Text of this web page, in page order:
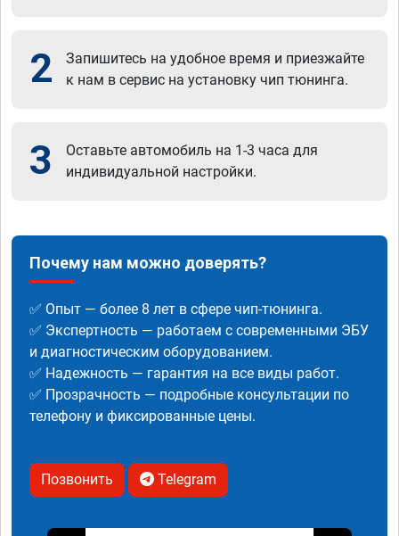
2
Запишитесь на удобное время и приезжайте
к нам в сервис на установку чип тюнинга.
3
Оставьте автомобиль на 1-3 часа для
индивидуальной настройки.
Почему нам можно доверять?
✅ Опыт — более 8 лет в сфере чип-тюнинга.
✅ Экспертность — работаем с современными ЭБУ
и диагностическим оборудованием.
✅ Надежность — гарантия на все виды работ.
✅ Прозрачность — подробные консультации по
телефону и фиксированные цены.
Позвонить Telegram